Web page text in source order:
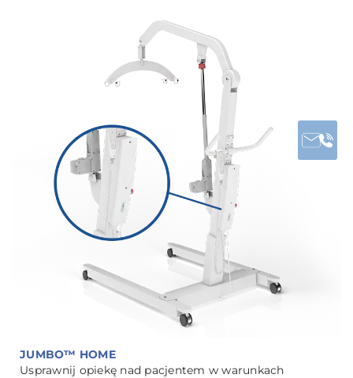
JUMBO™ HOME
Usprawnij opiekę nad pacjentem w warunkach